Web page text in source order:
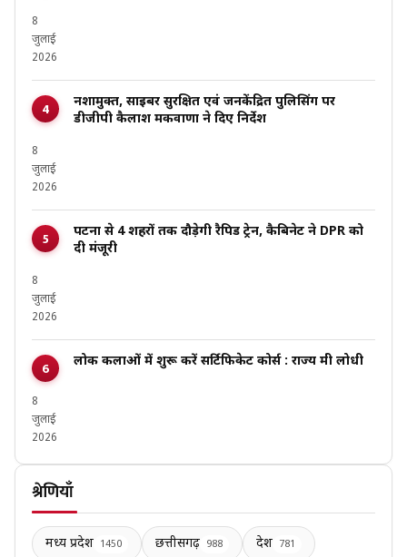
8
जुलाई
2026
नशामुक्त, साइबर सुरक्षित एवं जनकेंद्रित पुलिसिंग पर
डीजीपी कैलाश मकवाणा ने दिए निर्देश
8
जुलाई
2026
पटना से 4 शहरों तक दौड़ेगी रैपिड ट्रेन, कैबिनेट ने DPR को
दी मंजूरी
8
जुलाई
2026
लोक कलाओं में शुरू करें सर्टिफिकेट कोर्स : राज्य मंत्री लोधी
8
जुलाई
2026
श्रेणियाँ
मध्य प्रदेश 1450 छत्तीसगढ़ 988 देश 781